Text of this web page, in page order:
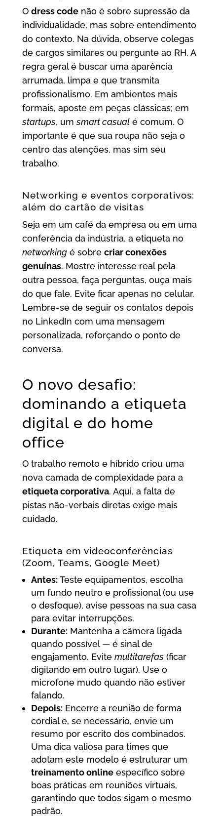
O dress codenão é sobre supressão da
individualidade, mas sobre entendimento
do contexto. Na dúvida, observe colegas
de cargos similares ou pergunte ao RH. A
regra geral é buscar uma aparência
arrumada, limpa e que transmita
profissionalismo. Em ambientes mais
formais, aposte em peças clássicas; em
startups, umsmart casualé comum. O
importante é que sua roupa não seja o
centro das atenções, mas sim seu
trabalho.
Networking e eventos corporativos:
além do cartão de visitas
Seja em um café da empresa ou em uma
conferência da indústria, a etiqueta no
networkingé sobre criar conexões
genuínas. Mostre interesse real pela
outra pessoa, faça perguntas, ouça mais
do que fale. Evite ficar apenas no celular.
Lembre-se de seguir os contatos depois
no LinkedIn com uma mensagem
personalizada, reforçando o ponto de
conversa.
O novo desafio:
dominando a etiqueta
digital e do home
office
O trabalho remoto e híbrido criou uma
nova camada de complexidade para a
etiqueta corporativa. Aqui, a falta de
pistas não-verbais diretas exige mais
cuidado.
Etiqueta em videoconferências
(Zoom, Teams, Google Meet)
Antes:Teste equipamentos, escolha
um fundo neutro e profissional (ou use
o desfoque), avise pessoas na sua casa
para evitar interrupções.
Durante:Mantenha a câmera ligada
quando possível — é sinal de
engajamento. Evite multitarefas (ficar
digitando em outro lugar). Use o
microfone mudo quando não estiver
falando.
Depois:Encerre a reunião de forma
cordial e, se necessário, envie um
resumo por escrito dos combinados.
Uma dica valiosa para times que
adotam este modelo é estruturar um
treinamento onlineespecífico sobre
boas práticas em reuniões virtuais,
garantindo que todos sigam o mesmo
padrão.